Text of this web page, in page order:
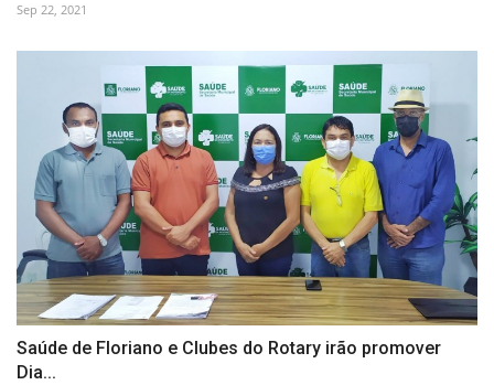
Sep 22, 2021
Saúde de Floriano e Clubes do Rotary irão promover
Dia...